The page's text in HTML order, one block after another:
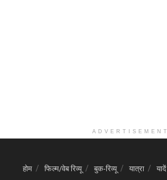
ADVERTISEMENT
होम फिल्म/वेब रिव्यू बुक-रिव्यू यात्रा यादें